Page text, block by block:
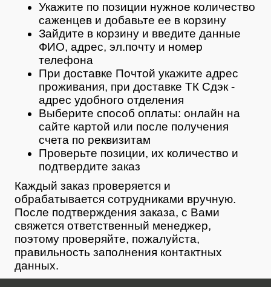
Укажите по позиции нужное количество
саженцев и добавьте ее в корзину
Зайдите в корзину и введите данные
ФИО, адрес, эл.почту и номер
телефона
При доставке Почтой укажите адрес
проживания, при доставке ТК Сдэк -
адрес удобного отделения
Выберите способ оплаты: онлайн на
сайте картой или после получения
счета по реквизитам
Проверьте позиции, их количество и
подтвердите заказ
Каждый заказ проверяется и
обрабатывается сотрудниками вручную.
После подтверждения заказа, с Вами
свяжется ответственный менеджер,
поэтому проверяйте, пожалуйста,
правильность заполнения контактных
данных.